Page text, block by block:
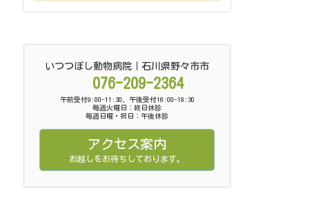
いつつぼし動物病院｜石川県野々市市
076-209-2364
午前受付9:00-11:30、午後受付16:00-18:30
毎週火曜日：終日休診
毎週日曜・祝日：午後休診
アクセス案内
お越しをお待ちしております。